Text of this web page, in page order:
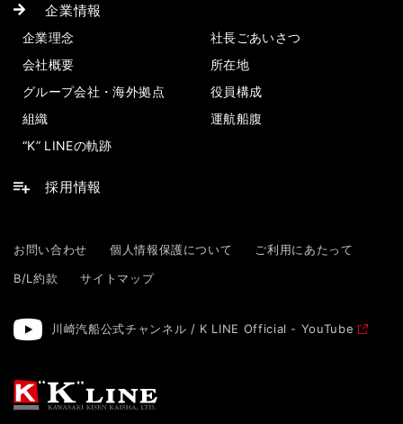
企業情報
企業理念
社長ごあいさつ
会社概要
所在地
グループ会社・海外拠点
役員構成
組織
運航船腹
“K” LINEの軌跡
採用情報
お問い合わせ 個人情報保護について
ご利用にあたって
B/L約款
サイトマップ
川崎汽船公式チャンネル / K LINE Official - YouTube